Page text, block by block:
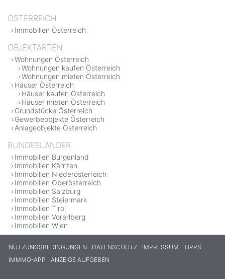
ÖSTERREICH
Immobilien Österreich
OBJEKTARTEN
Wohnungen Österreich
Wohnungen kaufen Österreich
Wohnungen mieten Österreich
Häuser Österreich
Häuser kaufen Österreich
Häuser mieten Österreich
Grundstücke Österreich
Gewerbeobjekte Österreich
Anlageobjekte Österreich
BUNDESLÄNDER
Immobilien Burgenland
Immobilien Kärnten
Immobilien Niederösterreich
Immobilien Oberösterreich
Immobilien Salzburg
Immobilien Steiermark
Immobilien Tirol
Immobilien Vorarlberg
Immobilien Wien
NUTZUNGSBEDINGUNGEN DATENSCHUTZ IMPRESSUM
TIPPS
IMMMO-APP
ANZEIGE AUFGEBEN